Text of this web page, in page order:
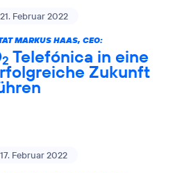
21. Februar 2022
MARKUS HAAS, CEO:
2 Telefónica in eine
Zukunft
17. Februar 2022